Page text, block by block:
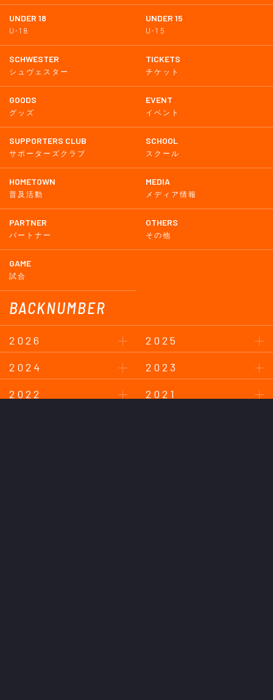
UNDER 18
U-18
UNDER 15
U-15
SCHWESTER
シュヴェスター
TICKETS
チケット
GOODS
グッズ
EVENT
イベント
SUPPORTERS CLUB
サポーターズクラブ
SCHOOL
スクール
HOMETOWN
普及活動
MEDIA
メディア情報
PARTNER
パートナー
OTHERS
その他
GAME
試合
BACKNUMBER
2026
2025
2024
2023
2022
2021